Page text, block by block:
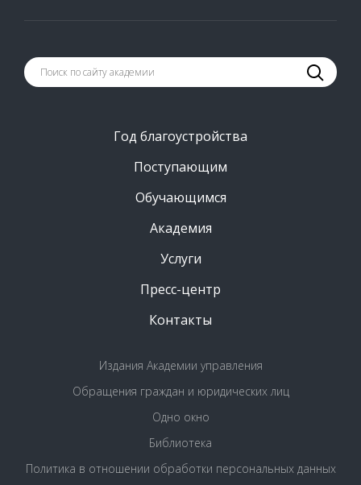
Год благоустройства
Поступающим
Обучающимся
Академия
Услуги
Пресс-центр
Контакты
Издания Академии управления
Обращения граждан и юридических лиц
Одно окно
Библиотека
Политика в отношении обработки персональных данных